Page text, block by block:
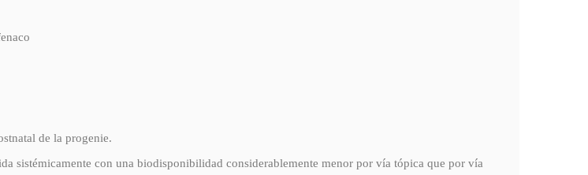
de la progenie.
sistémicamente con una biodisponibilidad considerablemente menor por vía tópica que por vía